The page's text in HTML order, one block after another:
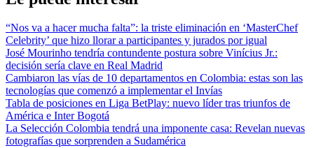
“Nos va a hacer mucha falta”: la triste eliminación en ‘MasterChef
Celebrity’ que hizo llorar a participantes y jurados por igual
José Mourinho tendría contundente postura sobre Vinícius Jr.:
decisión sería clave en Real Madrid
Cambiaron las vías de 10 departamentos en Colombia: estas son las
tecnologías que comenzó a implementar el Invías
Tabla de posiciones en Liga BetPlay: nuevo líder tras triunfos de
América e Inter Bogotá
La Selección Colombia tendrá una imponente casa: Revelan nuevas
fotografías que sorprenden a Sudamérica